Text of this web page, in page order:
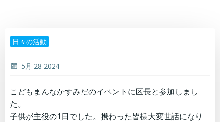
日々の活動
5月 28 2024
こどもまんなかすみだのイベントに区長と参加しまし
た。
子供が主役の1日でした。携わった皆様大変世話になり